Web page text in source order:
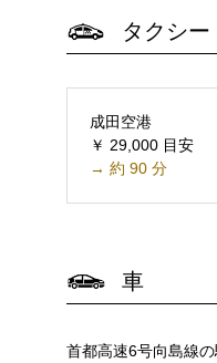
タクシー
成田空港
￥ 29,000 目安
→ 約 90 分
車
首都高速6号向島線